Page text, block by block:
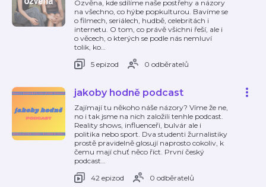
Ozvěna, kde sdílíme naše postřehy a názory
na všechno, co hýbe popkulturou. Bavíme se
o filmech, seriálech, hudbě, celebritách i
internetu. O tom, co právě všichni řeší, ale i
o věcech, o kterých se podle nás nemluví
tolik, ko…
5 epizod
0 odběratelů
jakoby hodně podcast
Zajímají tu někoho náše názory? Víme že ne,
no i tak jsme na nich založili tenhle podcast.
Reality shows, influenceři, bulvár ale i
politika nebo sport. Dva studenti žurnalistiky
prostě pravidelně glosují naprosto cokoliv, k
čemu mají chuť něco říct. První český
podcast…
42 epizod
0 odběratelů